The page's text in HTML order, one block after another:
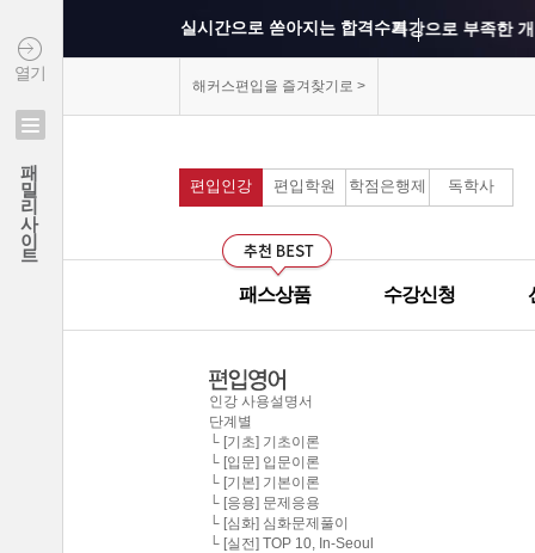
열기
패밀리사이트
실시간으로 쏟아지는 합격수기특강으로 부족한
선생님과의 카톡
건국대학교 최종합격 이*준
중앙대학교 최종합격 이*영
건국대학교 최종합격 정*훈
서울시립대학교 최종합격 한*현
홍익대학교 최종합격 김*영
중앙대학교 최종합격 김*현
한국외국어대학교 최종합격 김*진
중앙대학교 최종합격 한*현
해커스편입을 즐겨찾기로 >
편입인강 편입학원 학점은행제 독학사
패스상품 수강신청
인강 사용설명서
단계별
└ [기초] 기초이론
└ [입문] 입문이론
└ [기본] 기본이론
└ [응용] 문제응용
└ [심화] 심화문제풀이
└ [실전] TOP 10, In-Seoul